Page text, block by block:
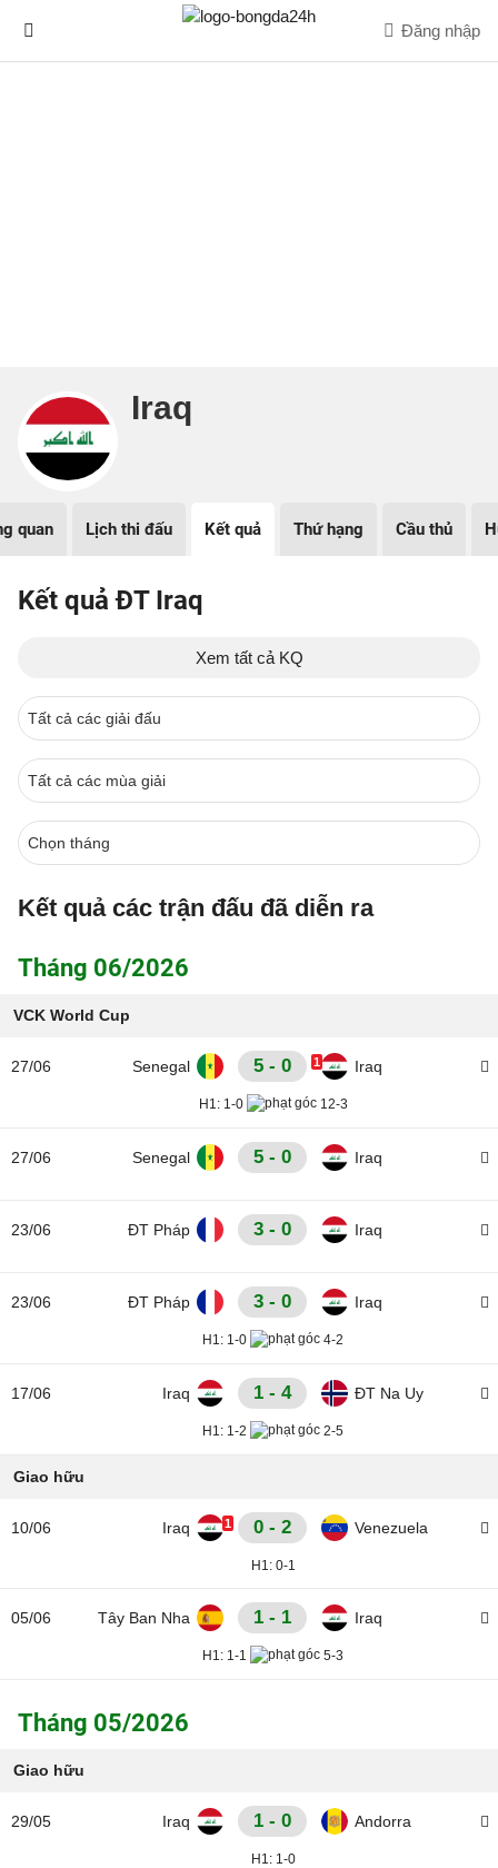
Đăng nhập
Iraq
quan Lịch thi đấu Kết quả Thứ hạng Cầu thủ
Kết quả ĐT Iraq
Xem tất cả KQ
Kết quả các trận đấu đã diễn ra
Tháng 06/2026
VCK World Cup
27/06 Senegal 5 - 0 Iraq
1
H1:1-0 12-3
27/06 Senegal 5 - 0 Iraq
23/06 ĐT Pháp 3 - 0 Iraq
23/06 ĐT Pháp 3 - 0 Iraq
H1: 1-0 4-2
17/06 Iraq 1 - 4 ĐT Na Uy
H1: 1-2 2-5
Giao hữu
10/06 Iraq 1 0 - 2 Venezuela
H1:0-1
05/06 Tây Ban Nha 1 - 1 Iraq
H1: 1-1 5-3
Tháng 05/2026
Giao hữu
29/05 Iraq 1 - 0 Andorra
H1:1-0